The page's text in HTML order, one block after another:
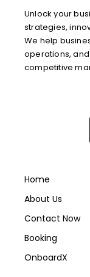
Unlock your
strategies,
We help
operations,
competitive
Home
About Us
Contact Now
Booking
OnboardX